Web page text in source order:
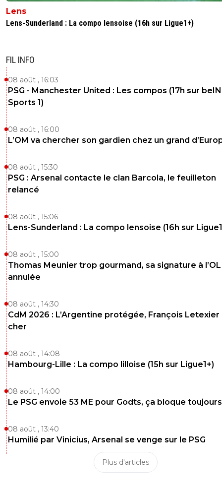
Lens
Lens-Sunderland : La compo lensoise (16h sur Ligue1+)
FIL INFO
08 août , 16:03
PSG - Manchester United : Les compos (17h sur beIN
Sports 1)
08 août , 16:00
L’OM va chercher son gardien chez un grand
08 août , 15:30
PSG : Arsenal contacte le clan Barcola, le feuilleton
relancé
08 août , 15:06
Lens-Sunderland : La compo lensoise (16h sur
08 août , 15:00
Thomas Meunier trop gourmand, sa signature à l’OL
annulée
08 août , 14:30
CdM 2026 : L’Argentine protégée, François Letexier
cher
08 août , 14:08
Hambourg-Lille : La compo lilloise (15h sur Ligue1+)
08 août , 14:00
Le PSG envoie 53 ME pour Godts, ça bloque toujours
08 août , 13:40
Humilié par Vinicius, Arsenal se venge sur le PSG
Plus d'articles